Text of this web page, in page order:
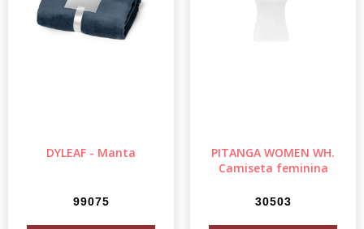
DYLEAF - Manta
99075
PITANGA WOMEN WH.
Camiseta feminina
30503